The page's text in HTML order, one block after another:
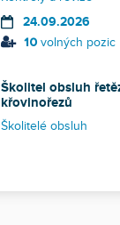
24.09.2026
10 volných pozic
Školitel obsluh
křovinořezů
Školitelé obsluh